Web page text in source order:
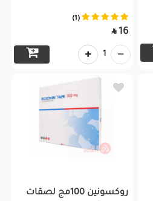
(1)
16

1
روكسونين 100مج لصقات